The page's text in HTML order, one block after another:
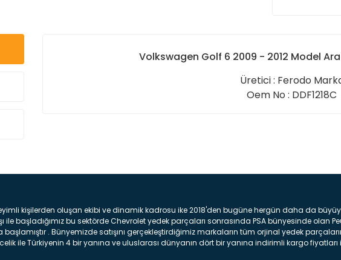
Volkswagen Golf 6 2009 - 2012 Model
Üretici : Ferodo
Oem No : DDF1218C
kişilerden oluşan ekibi ve dinamik kadrosu ike 2018'den bugüne hergün daha da
ile başladığımız bu sektörde Chevrolet yedek parçaları sonrasında PSA bünyesinde olan
. Bünyemizde satışını gerçekleştirdiğimiz markaların tüm orjinal yedek
ile Türkiyenin 4 bir yanına ve uluslarası dünyanın dört bir yanına indirimli kargo fiyatları